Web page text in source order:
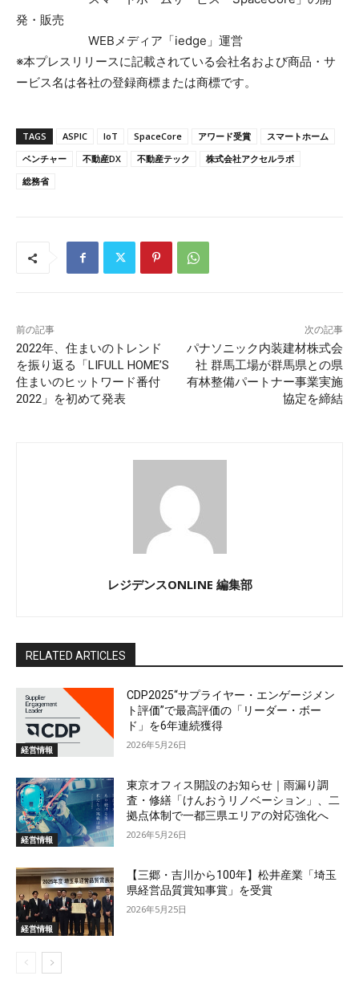
発・販売
WEBメディア「iedge」運営
※本プレスリリースに記載されている会社名および商品・サ
ービス名は各社の登録商標または商標です。
TAGS ASPIC IoT SpaceCore アワード受賞
スマートホーム
ベンチャー
不動産DX 不動産テック
株式会社アクセルラボ
総務省
前の記事
2022年、住まいのトレンド
を振り返る「LIFULL HOME’S
住まいのヒットワード番付
2022」を初めて発表
次の記事
パナソニック内装建材株式会
社 群馬工場が群馬県との県
有林整備パートナー事業実施
協定を締結
レジデンスONLINE 編集部
RELATED ARTICLES
経営情報
CDP2025“サプライヤー・エンゲージメン
ト評価”で最高評価の「リーダー・ボー
ド」を6年連続獲得
2026年5月26日
経営情報
東京オフィス開設のお知らせ｜雨漏り調
査・修繕「けんおうリノベーション」、二
拠点体制で一都三県エリアの対応強化へ
2026年5月26日
経営情報
【三郷・吉川から100年】松井産業「埼玉
県経営品質賞知事賞」を受賞
2026年5月25日